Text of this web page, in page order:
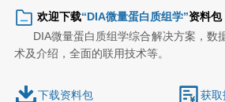
欢迎下载“DIA微量蛋白质组学”资料包
DIA微量蛋白质组学综合解决方案，数
术及介绍，全面的联用技术等。
下载资料包 获取